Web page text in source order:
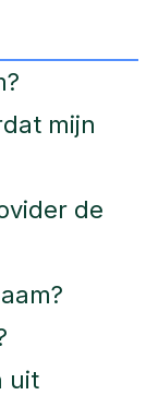
mijn
de
uit